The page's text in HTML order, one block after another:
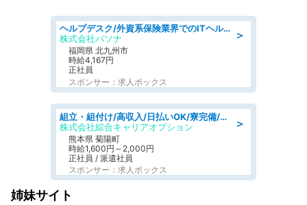
＞
ヘルプデスク/外資系保険業界でのITヘルプデスク業務/駅近/即日勤務可/ヘルプデスク
株式会社パソナ
福岡県 北九州市
時給4,167円
正社員
スポンサー：求人ボックス
＞
組立・組付け/高収入/日払いOK/寮完備/交替制/20・30・40代活躍中
株式会社綜合キャリアオプション
熊本県 菊陽町
時給1,600円～2,000円
正社員 / 派遣社員
スポンサー：求人ボックス
姉妹サイト